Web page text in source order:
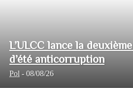
L’ULCC lance la
d’été anticorruption
Pol - 08/08/26